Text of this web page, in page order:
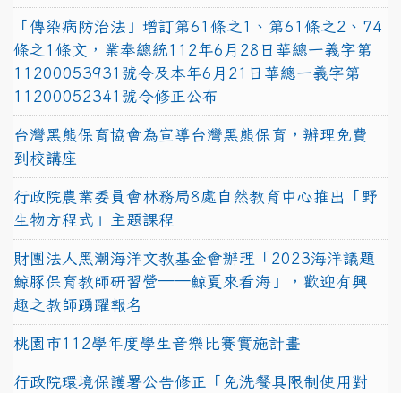
「傳染病防治法」增訂第61條之1、第61條之2、74
條之1條文，業奉總統112年6月28日華總一義字第
11200053931號令及本年6月21日華總一義字第
11200052341號令修正公布
台灣黑熊保育協會為宣導台灣黑熊保育，辦理免費
到校講座
行政院農業委員會林務局8處自然教育中心推出「野
生物方程式」主題課程
財團法人黑潮海洋文教基金會辦理「2023海洋議題
鯨豚保育教師研習營──鯨夏來看海」，歡迎有興
趣之教師踴躍報名
桃園市112學年度學生音樂比賽實施計畫
行政院環境保護署公告修正「免洗餐具限制使用對